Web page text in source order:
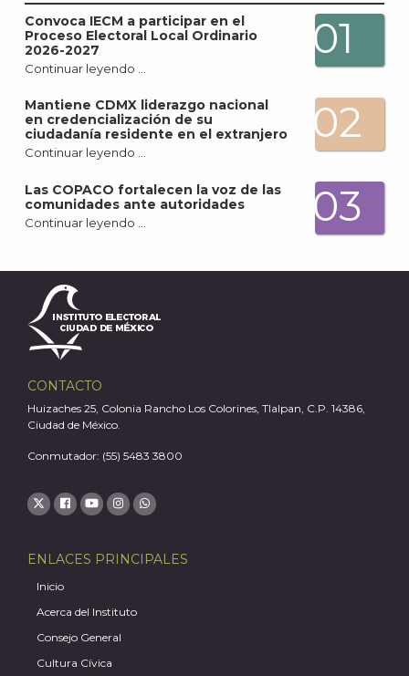
Convoca IECM a participar en el
Proceso Electoral Local Ordinario
2026-2027
Continuar leyendo …
01
Mantiene CDMX liderazgo nacional
en credencialización de su
ciudadanía residente en el extranjero
Continuar leyendo …
02
Las COPACO fortalecen la voz de las
comunidades ante autoridades
Continuar leyendo … 03
CONTACTO
Huizaches 25, Colonia Rancho Los Colorines, Tlalpan, C.P. 14386,
Ciudad de México.
Conmutador: (55) 5483 3800
ENLACES PRINCIPALES
Inicio
Acerca del Instituto
Consejo General
Cultura Cívica